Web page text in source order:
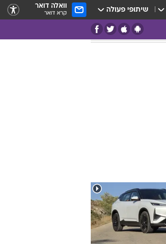
שיתופי פעולה וואלה דואר
קרא דואר